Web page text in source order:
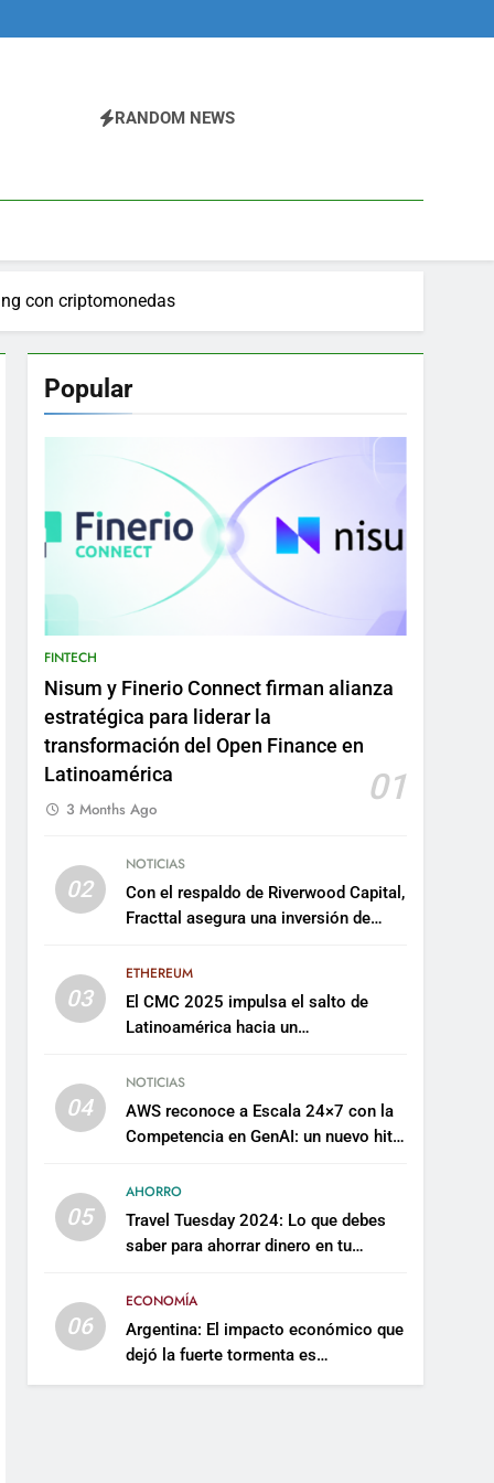
RANDOM NEWS
con criptomonedas
Popular
FINTECH
Nisum y Finerio Connect firman alianza
estratégica para liderar la
transformación del Open Finance en
Latinoamérica
01
3 Months Ago
02
NOTICIAS
Con el respaldo de Riverwood Capital,
Fracttal asegura una inversión de
plataforma
03
ETHEREUM
El CMC 2025 impulsa el salto de
Latinoamérica hacia un
sostenible
04
NOTICIAS
AWS reconoce a Escala 24×7 con la
Competencia en GenAI: un nuevo hito
artificial empresarial
05
AHORRO
Travel Tuesday 2024: Lo que debes
saber para ahorrar dinero en tu
06
ECONOMÍA
Argentina: El impacto económico que
dejó la fuerte tormenta es
incalculable